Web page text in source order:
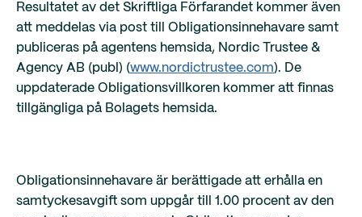
Resultatet av det Skriftliga Förfarandet kommer även
att meddelas via post till Obligationsinnehavare samt
publiceras på agentens hemsida, Nordic Trustee &
Agency AB (publ) (www.nordictrustee.com). De
uppdaterade Obligationsvillkoren kommer att finnas
tillgängliga på Bolagets hemsida.
Obligationsinnehavare är berättigade att erhålla en
samtyckesavgift som uppgår till 1.00 procent av den